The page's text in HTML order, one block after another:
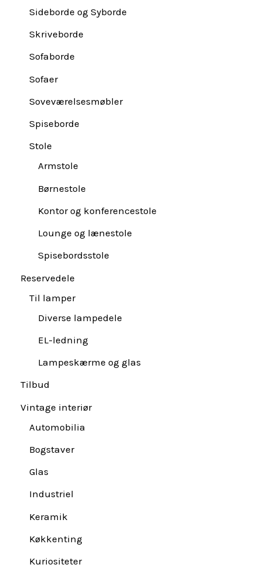
Sideborde og Syborde
Skriveborde
Sofaborde
Sofaer
Soveværelsesmøbler
Spiseborde
Stole
Armstole
Børnestole
Kontor og konferencestole
Lounge og lænestole
Spisebordsstole
Reservedele
Til lamper
Diverse lampedele
EL-ledning
Lampeskærme og glas
Tilbud
Vintage interiør
Automobilia
Bogstaver
Glas
Industriel
Keramik
Køkkenting
Kuriositeter